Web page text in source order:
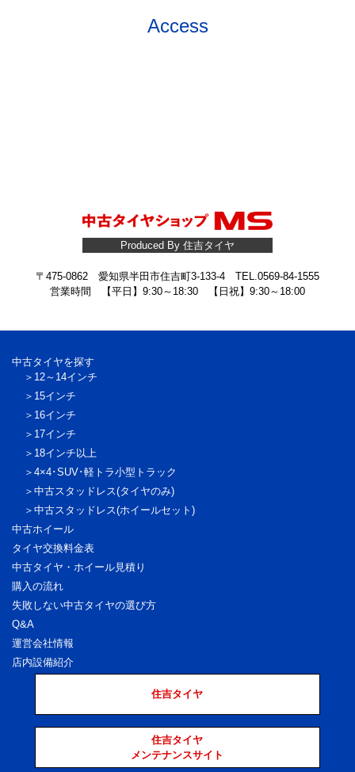
Access
Produced By 住吉タイヤ
〒475-0862 愛知県半田市住吉町3-133-4 TEL.0569-84-1555
営業時間 【平日】9:30～18:30 【日祝】9:30～18:00
中古タイヤを探す
12～14インチ
15インチ
16インチ
17インチ
18インチ以上
4×4･SUV･軽トラ小型トラック
中古スタッドレス(タイヤのみ)
中古スタッドレス(ホイールセット)
中古ホイール
タイヤ交換料金表
中古タイヤ・ホイール見積り
購入の流れ
失敗しない中古タイヤの選び方
Q&A
運営会社情報
店内設備紹介
住吉タイヤ
住吉タイヤ
メンテナンスサイト